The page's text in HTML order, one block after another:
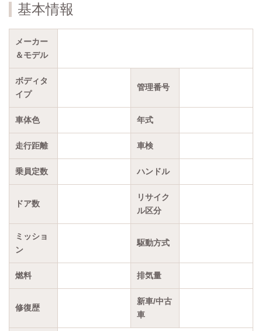
基本情報
メーカー
＆モデル
ボディタ
イプ
管理番号
車体色 年式
走行距離 車検
乗員定数 ハンドル
ドア数
リサイク
ル区分
ミッショ
ン
駆動方式
燃料 排気量
修復歴
新車/中古
車